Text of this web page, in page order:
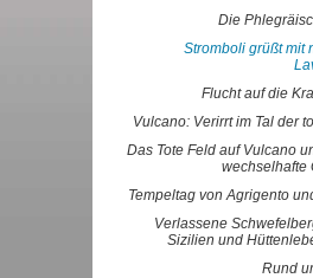
Die
Stromboli grüßt mit
Flucht auf die
Vulcano: Verirrt im Tal der
Das Tote Feld auf Vulcano
wechselhafte
Tempeltag von Agrigento
Verlassene
Sizilien und
Rund